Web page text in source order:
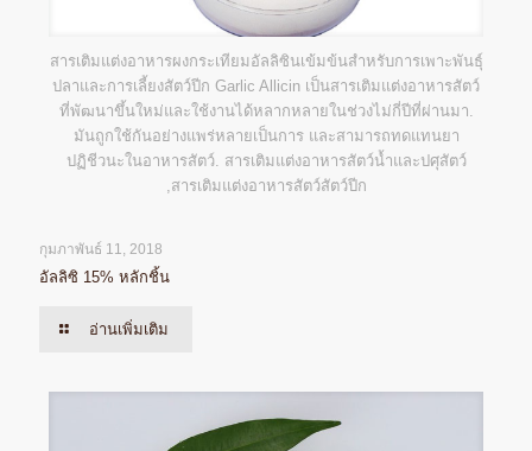
สารเติมแต่งอาหารผงกระเทียมอัลลิซินเข้มข้นสำหรับการเพาะพันธุ์
ปลาและการเลี้ยงสัตว์ปีก Garlic Allicin เป็นสารเติมแต่งอาหารสัตว์
ที่พัฒนาขึ้นใหม่และใช้งานได้หลากหลายในช่วงไม่กี่ปีที่ผ่านมา.
มันถูกใช้กันอย่างแพร่หลายเป็นการ และสามารถทดแทนยา
ปฏิชีวนะในอาหารสัตว์. สารเติมแต่งอาหารสัตว์น้ำและปศุสัตว์
,สารเติมแต่งอาหารสัตว์สัตว์ปีก
กุมภาพันธ์ 11, 2018
อัลลิซิ 15% หลักชิ้น
อ่านเพิ่มเติม